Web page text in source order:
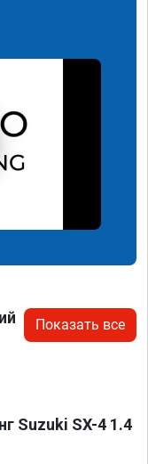
Показать все
Suzuki SX-4 1.4